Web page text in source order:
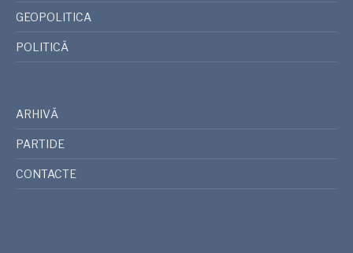
GEOPOLITICA
POLITICĂ
ARHIVĂ
PARTIDE
CONTACTE